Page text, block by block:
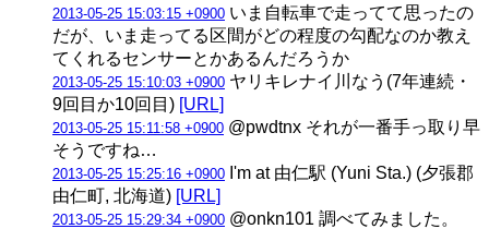
2013-05-25 15:03:15 +0900 いま自転車で走ってて思ったの
だが、いま走ってる区間がどの程度の勾配なのか教え
てくれるセンサーとかあるんだろうか
2013-05-25 15:10:03 +0900 ヤリキレナイ川なう(7年連続・
9回目か10回目) [URL]
2013-05-25 15:11:58 +0900 @pwdtnx それが一番手っ取り早
そうですね…
2013-05-25 15:25:16 +0900 I'm at 由仁駅 (Yuni Sta.) (夕張郡
由仁町, 北海道) [URL]
2013-05-25 15:29:34 +0900 @onkn101 調べてみました。